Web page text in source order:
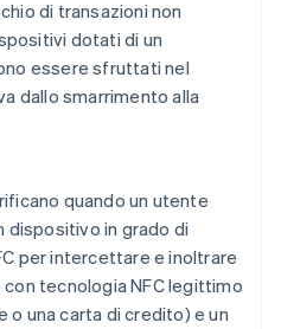
di transazioni non
dotati di un
essere sfruttati nel
dallo smarrimento alla
quando un utente
dispositivo in grado di
per intercettare e inoltrare
tecnologia NFC legittimo
o una carta di credito) e un